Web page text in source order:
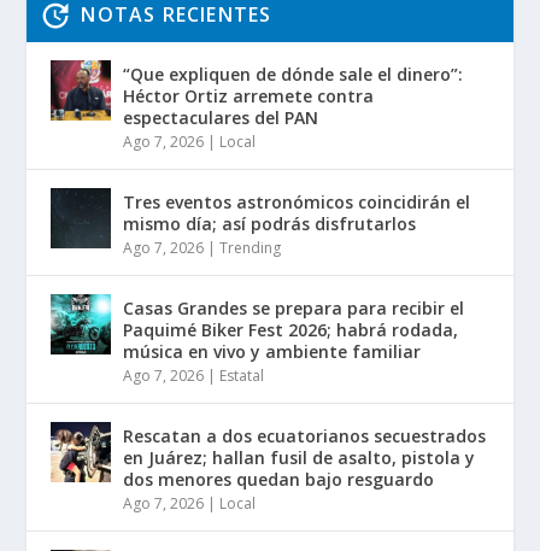
NOTAS RECIENTES
“Que expliquen de dónde sale el dinero”:
Héctor Ortiz arremete contra
espectaculares del PAN
Ago 7, 2026 | Local
Tres eventos astronómicos coincidirán el
mismo día; así podrás disfrutarlos
Ago 7, 2026 |Trending
Casas Grandes se prepara para recibir el
Paquimé Biker Fest 2026; habrá rodada,
música en vivo y ambiente familiar
Ago 7, 2026 | Estatal
Rescatan a dos ecuatorianos secuestrados
en Juárez; hallan fusil de asalto, pistola y
dos menores quedan bajo resguardo
Ago 7, 2026 | Local